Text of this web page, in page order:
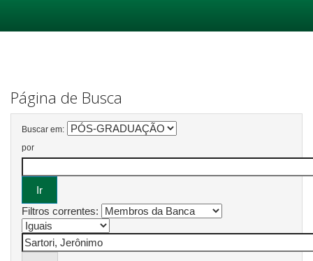
Página de Busca
Buscar em:
por
Filtros correntes: